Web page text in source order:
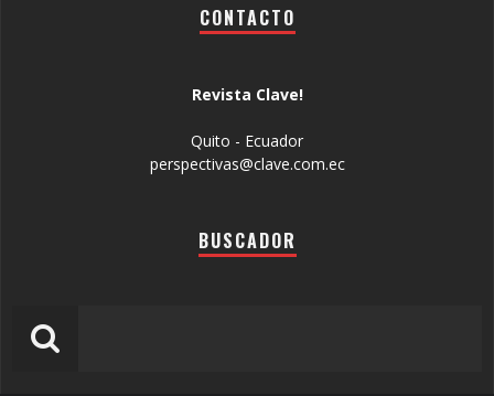
CONTACTO
Revista Clave!
Quito - Ecuador
perspectivas@clave.com.ec
BUSCADOR